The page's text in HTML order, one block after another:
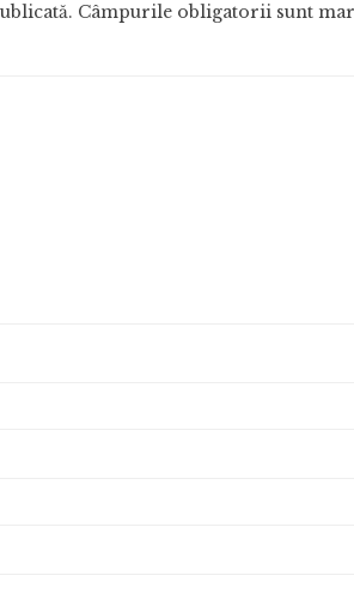
Câmpurile obligatorii sunt